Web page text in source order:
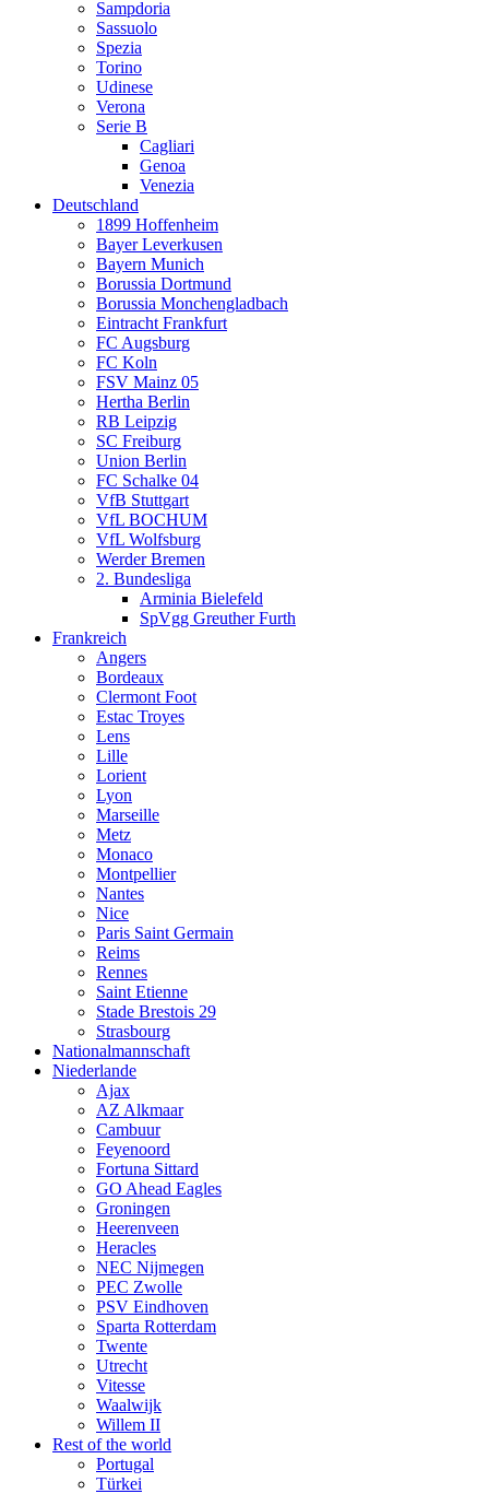
Sampdoria
Sassuolo
Spezia
Torino
Udinese
Verona
Serie B
Cagliari
Genoa
Venezia
Deutschland
1899 Hoffenheim
Bayer Leverkusen
Bayern Munich
Borussia Dortmund
Borussia Monchengladbach
Eintracht Frankfurt
FC Augsburg
FC Koln
FSV Mainz 05
Hertha Berlin
RB Leipzig
SC Freiburg
Union Berlin
FC Schalke 04
VfB Stuttgart
VfL BOCHUM
VfL Wolfsburg
Werder Bremen
2. Bundesliga
Arminia Bielefeld
SpVgg Greuther Furth
Frankreich
Angers
Bordeaux
Clermont Foot
Estac Troyes
Lens
Lille
Lorient
Lyon
Marseille
Metz
Monaco
Montpellier
Nantes
Nice
Paris Saint Germain
Reims
Rennes
Saint Etienne
Stade Brestois 29
Strasbourg
Nationalmannschaft
Niederlande
Ajax
AZ Alkmaar
Cambuur
Feyenoord
Fortuna Sittard
GO Ahead Eagles
Groningen
Heerenveen
Heracles
NEC Nijmegen
PEC Zwolle
PSV Eindhoven
Sparta Rotterdam
Twente
Utrecht
Vitesse
Waalwijk
Willem II
Rest of the world
Portugal
Türkei